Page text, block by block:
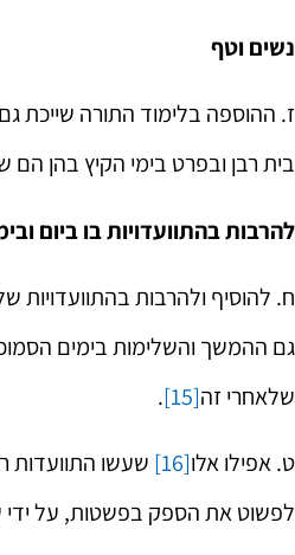
נשים וטף
‏ז. ההוספה בלימוד התורה שייכת
בית רבן ובפרט בימי הקיץ בהן הם
להרבות בהתוועדויות בו ביום
‏ח. להוסיף ולהרבות
גם ההמשך והשלימות בימים
שלאחרי זה[15]
.
ט. אפילו אלו[16]
שעשו התוועדות
לפשוט את הספק בפשטות, על ידי